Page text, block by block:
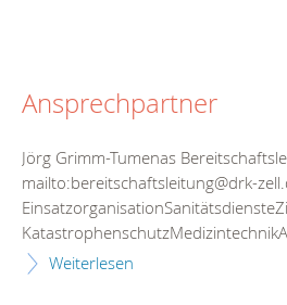
Ansprechpartner
Jörg Grimm-Tumenas
mailto:bereitschaftsleitung@drk-
Weiterlesen